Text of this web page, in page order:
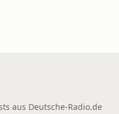
aus Deutsche-Radio.de